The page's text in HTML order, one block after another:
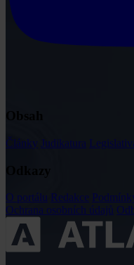
Články Judikatura
O portálu Redakce
Ochrana osobních údajů